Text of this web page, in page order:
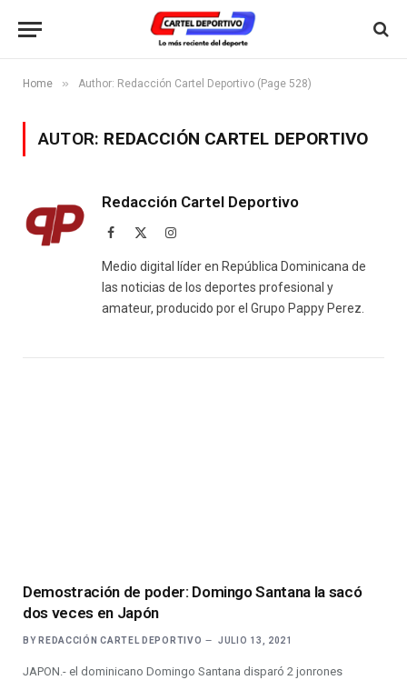
Home » Author: Redacción Cartel Deportivo (Page 528)
AUTOR: REDACCIÓN CARTEL DEPORTIVO
Redacción Cartel Deportivo
Facebook Instagram
Medio digital líder en República Dominicana de
las noticias de los deportes profesional y
amateur, producido por el Grupo Pappy Perez.
Demostración de poder: Domingo Santana la sacó
dos veces en Japón
BY REDACCIÓN CARTEL DEPORTIVO JULIO 13, 2021
JAPON.- el dominicano Domingo Santana disparó 2 jonrones